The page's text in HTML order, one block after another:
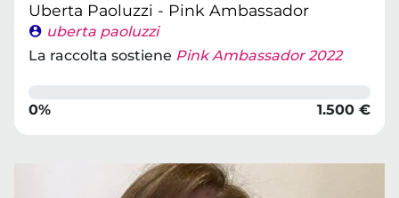
Uberta Paoluzzi - Pink Ambassador
uberta paoluzzi
La raccolta sostiene Pink Ambassador 2022
0% 1.500 €